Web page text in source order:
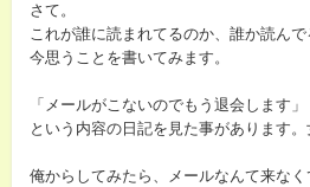
さて。
これが誰に読まれてるのか、誰か読んで
今思うことを書いてみます。
「メールがこないのでもう退会します」
という内容の日記を見た事があります。
俺からしてみたら、メールなんて来なく